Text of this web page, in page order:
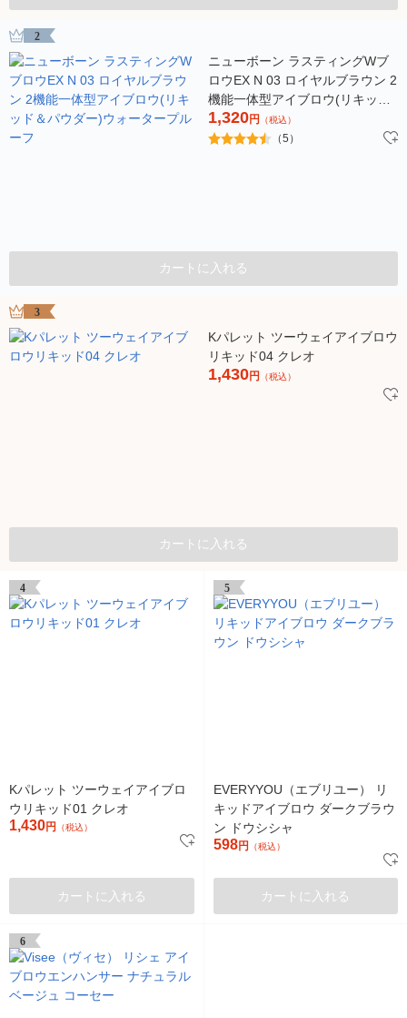
2
ニューボーン ラスティングWブ
ロウEX N 03 ロイヤルブラウン 2
機能一体型アイブロウ(リキッド
＆パウダー)ウォータープルーフ
1,320円 （税込）
（5）
カートに入れる
3
Kパレット ツーウェイアイブロウ
リキッド04 クレオ
1,430円 （税込）
カートに入れる
4
Kパレット ツーウェイアイブロ
ウリキッド01 クレオ
1,430円 （税込）
カートに入れる
5
EVERYYOU（エブリユー） リ
キッドアイブロウ ダークブラウ
ン ドウシシャ
598円 （税込）
カートに入れる
6